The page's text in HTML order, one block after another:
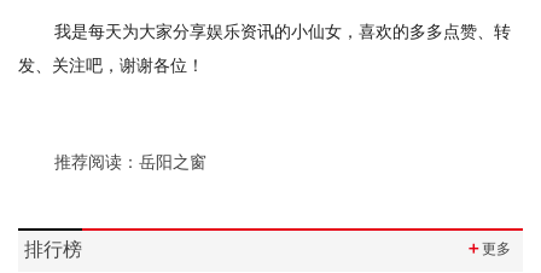
我是每天为大家分享娱乐资讯的小仙女，喜欢的多多点赞、转
发、关注吧，谢谢各位！
推荐阅读： 岳阳之窗
排行榜 ＋更多